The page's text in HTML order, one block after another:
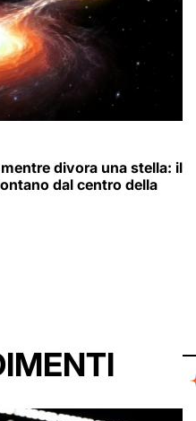
divora una stella: il
dal centro della